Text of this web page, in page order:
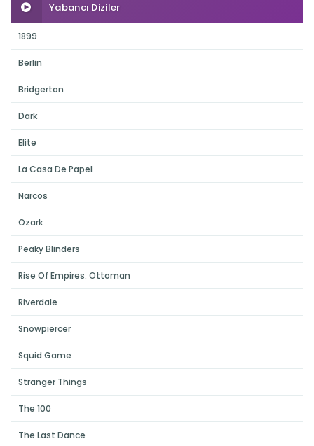
Yabancı Diziler
1899
Berlin
Bridgerton
Dark
Elite
La Casa De Papel
Narcos
Ozark
Peaky Blinders
Rise Of Empires: Ottoman
Riverdale
Snowpiercer
Squid Game
Stranger Things
The 100
The Last Dance